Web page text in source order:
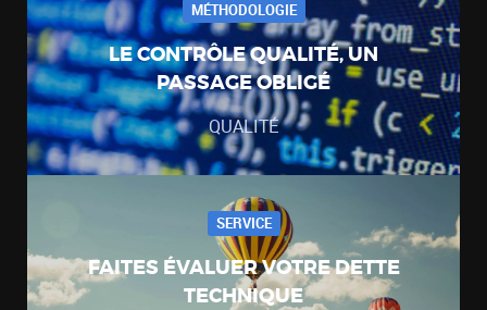
MÉTHODOLOGIE
LE CONTRÔLE QUALITÉ, UN
PASSAGE OBLIGÉ
QUALITÉ
SERVICE
FAITES ÉVALUER VOTRE DETTE
TECHNIQUE